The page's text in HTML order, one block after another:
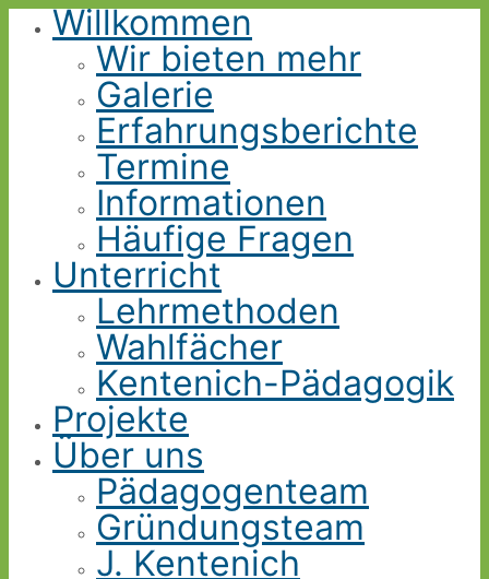
Willkommen
Wir bieten mehr
Galerie
Erfahrungsberichte
Termine
Informationen
Häufige Fragen
Unterricht
Lehrmethoden
Wahlfächer
Kentenich-Pädagogik
Projekte
Über uns
Pädagogenteam
Gründungsteam
J. Kentenich